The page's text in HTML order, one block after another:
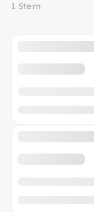
1 Stern